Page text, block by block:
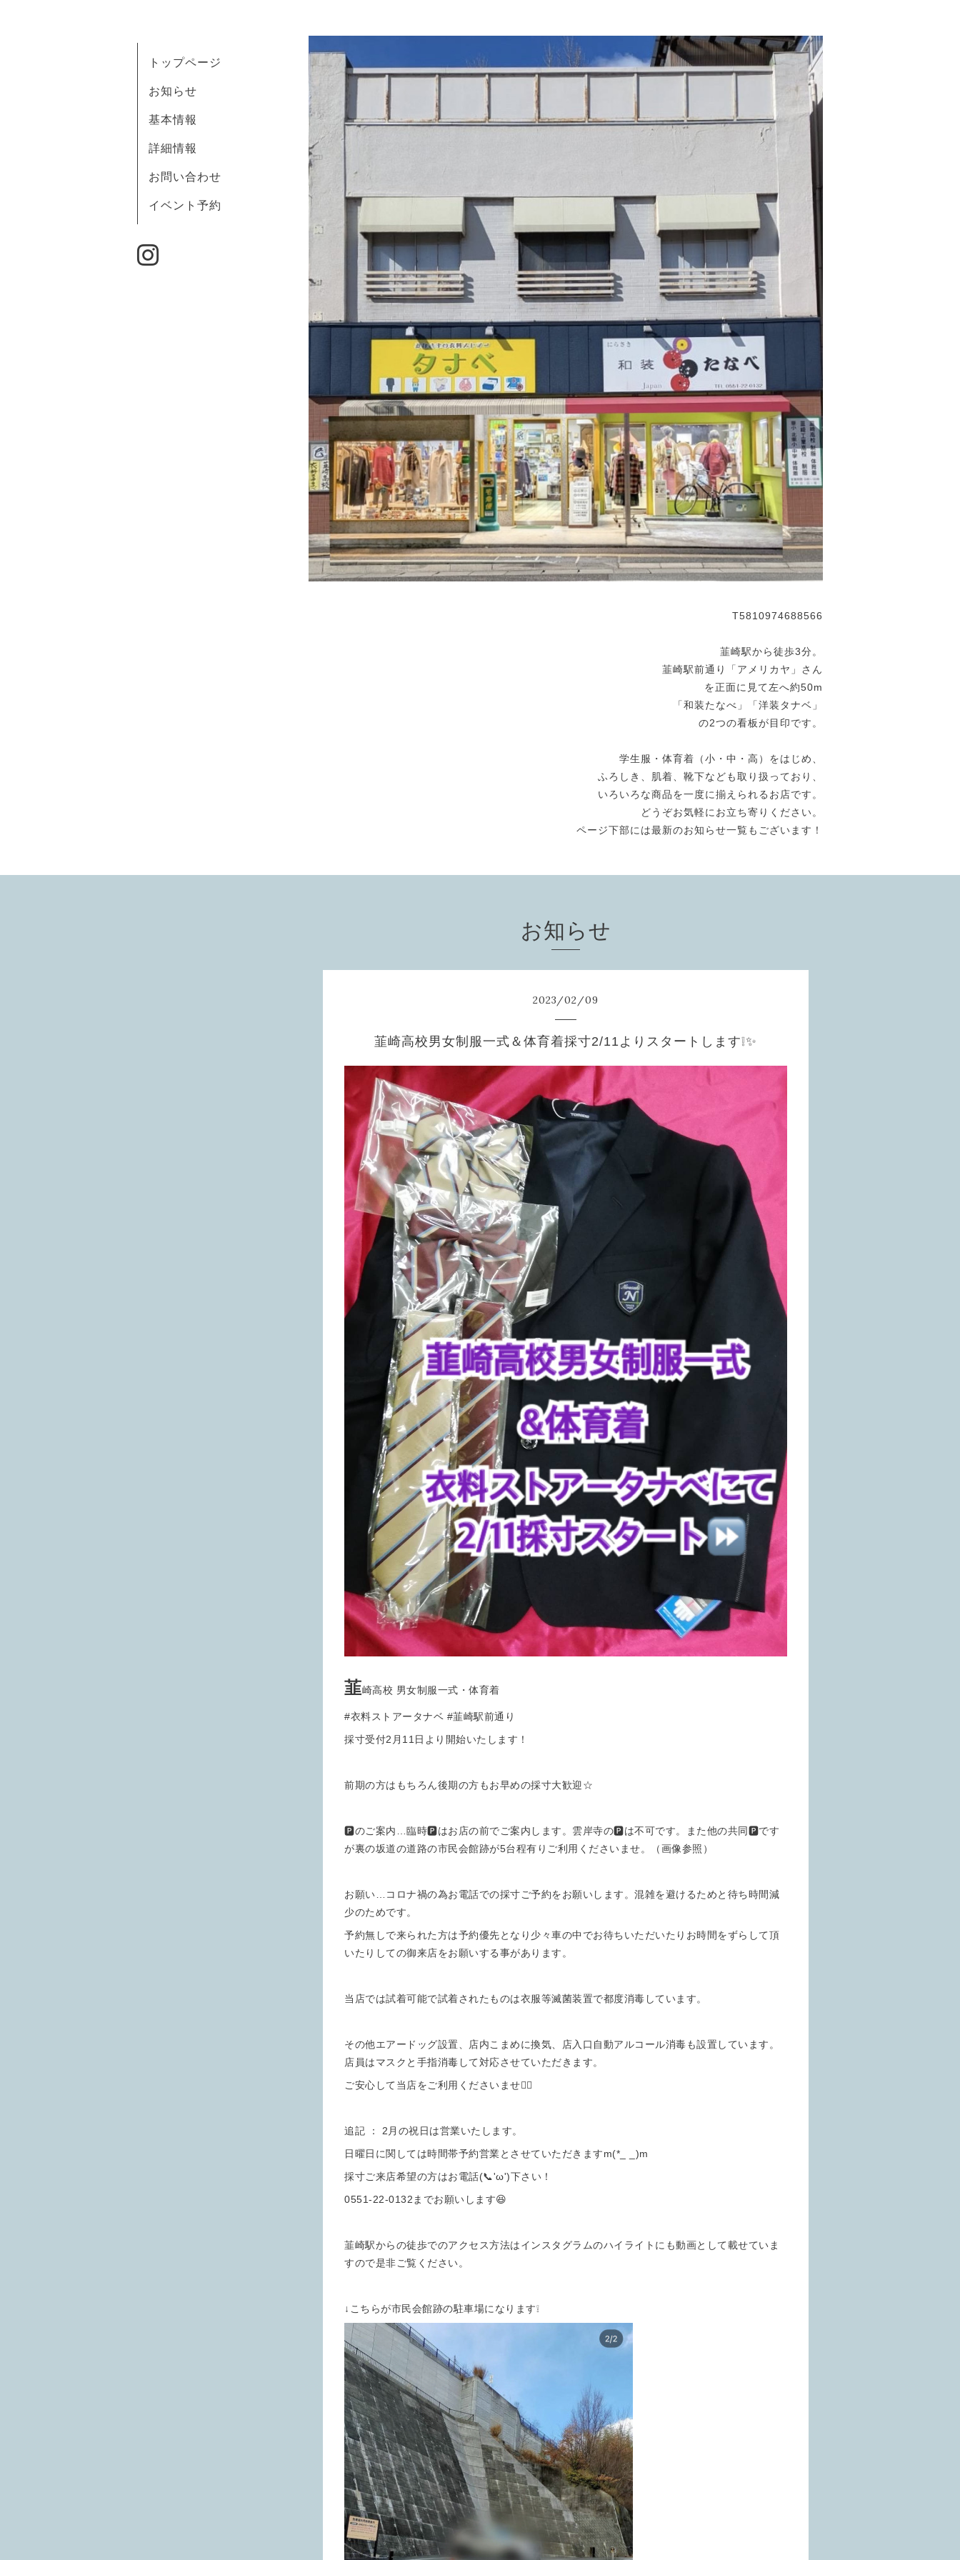
T5810974688566
韮崎駅から徒歩3分。
韮崎駅前通り「アメリカヤ」さん
を正面に見て左へ約50m
「和装たなべ」「洋装タナベ」
の2つの看板が目印です。
学生服・体育着（小・中・高）をはじめ、
ふろしき、肌着、靴下なども取り扱っており、
いろいろな商品を一度に揃えられるお店です。
どうぞお気軽にお立ち寄りください。
ページ下部には最新のお知らせ一覧もございます！
トップページ
お知らせ
基本情報
詳細情報
お問い合わせ
イベント予約
お知らせ
2023/02/09
韮崎高校男女制服一式＆体育着採寸2/11よりスタートします❕✨
韮崎高校 男女制服一式・体育着
#衣料ストアータナベ #韮崎駅前通り
採寸受付2月11日より開始いたします！
前期の方はもちろん後期の方もお早めの採寸大歓迎☆
🅿️のご案内…臨時🅿️はお店の前でご案内します。雲岸寺の🅿️は不可です。また他の共同🅿️です
が裏の坂道の道路の市民会館跡が5台程有りご利用くださいませ。（画像参照）
お願い…コロナ禍の為お電話での採寸ご予約をお願いします。混雑を避けるためと待ち時間減
少のためです。
予約無しで来られた方は予約優先となり少々車の中でお待ちいただいたりお時間をずらして頂
いたりしての御来店をお願いする事があります。
当店では試着可能で試着されたものは衣服等滅菌装置で都度消毒しています。
その他エアードッグ設置、店内こまめに換気、店入口自動アルコール消毒も設置しています。
店員はマスクと手指消毒して対応させていただきます。
ご安心して当店をご利用くださいませ🙇‍♀️
追記 ： 2月の祝日は営業いたします。
日曜日に関しては時間帯予約営業とさせていただきますm(*_ _)m
採寸ご来店希望の方はお電話(📞'ω')下さい！
0551-22-0132までお願いします😆
韮崎駅からの徒歩でのアクセス方法はインスタグラムのハイライトにも動画として載せていま
すので是非ご覧ください。
↓こちらが市民会館跡の駐車場になります❕